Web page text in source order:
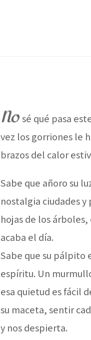
No sé qué pasa
vez los gorriones le
brazos del calor
Sabe que añoro su
nostalgia ciudades
hojas de los
acaba el día.
Sabe que su pálpito
espíritu. Un
esa quietud es fácil
su maceta, sentir
y nos despierta.